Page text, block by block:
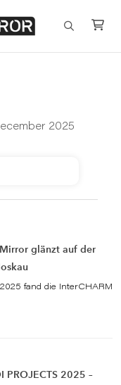
2025
glänzt auf der
fand die InterCHARM
PROJECTS 2025 –